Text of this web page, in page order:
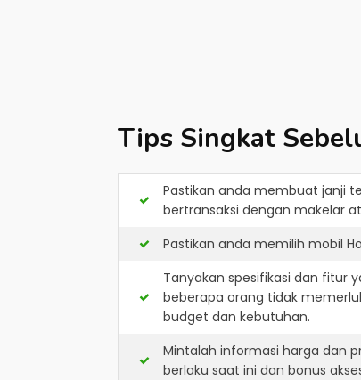
Tips Singkat
Pastikan anda membuat janji
bertransaksi dengan makelar
Pastikan anda memilih mobil
Tanyakan spesifikasi dan fitur
beberapa orang tidak
budget dan kebutuhan.
Mintalah informasi harga dan
berlaku saat ini dan bonus